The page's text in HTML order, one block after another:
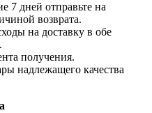
7 дней отправьте на
возврата.
на доставку в обе
получения.
надлежащего качества